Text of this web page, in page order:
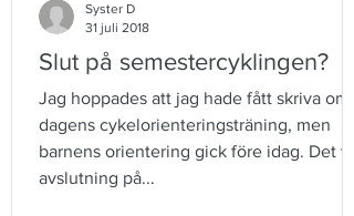
Slut på semestercyklingen?
Jag hoppades att jag hade fått skriva om
dagens cykelorienteringsträning, men
barnens orientering gick före idag. Det var
avslutning på...
Syster D
31 juli 2018